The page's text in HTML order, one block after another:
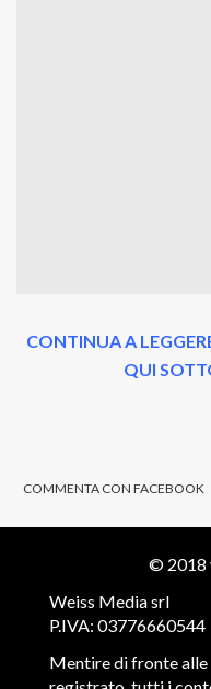
CONTINUA A
QUI
COMMENTA CON FACEBOOK
© 2018
Weiss Media srl
P.IVA: 03776660544
Mentire di fronte alle